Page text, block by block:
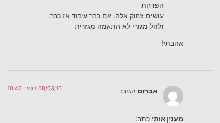
הפדחת
עושים צחוק אלה. אם כבר עיבוד אז כבר.
זלזול מגזרי לא התאמה מגזרית
אהבתי!
אברום הגיב: 08/03/10 בשעה 10:42
מענין אותי כתב: